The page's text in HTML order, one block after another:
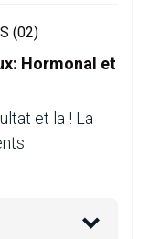
(02)
Hormonal et
et la ! La